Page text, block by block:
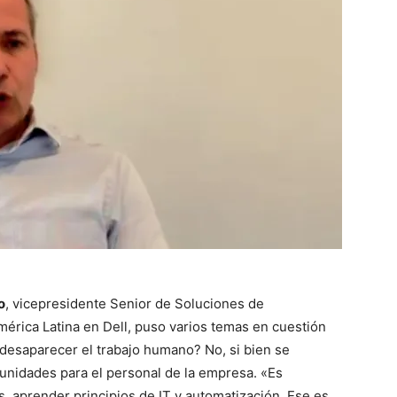
, vicepresidente Senior de Soluciones de
Latina en Dell, puso varios temas en cuestión
el trabajo humano? No, si bien se
para el personal de la empresa. «Es